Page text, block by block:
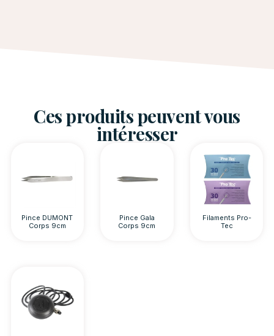
Ces produits peuvent vous
intéresser
Pince DUMONT
Corps 9cm
Pince Gala
Corps 9cm
Filaments Pro-
Tec